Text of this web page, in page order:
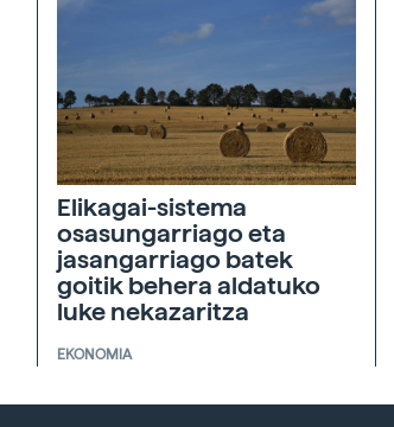
Elikagai-sistema
osasungarriago eta
jasangarriago batek
goitik behera aldatuko
luke nekazaritza
EKONOMIA